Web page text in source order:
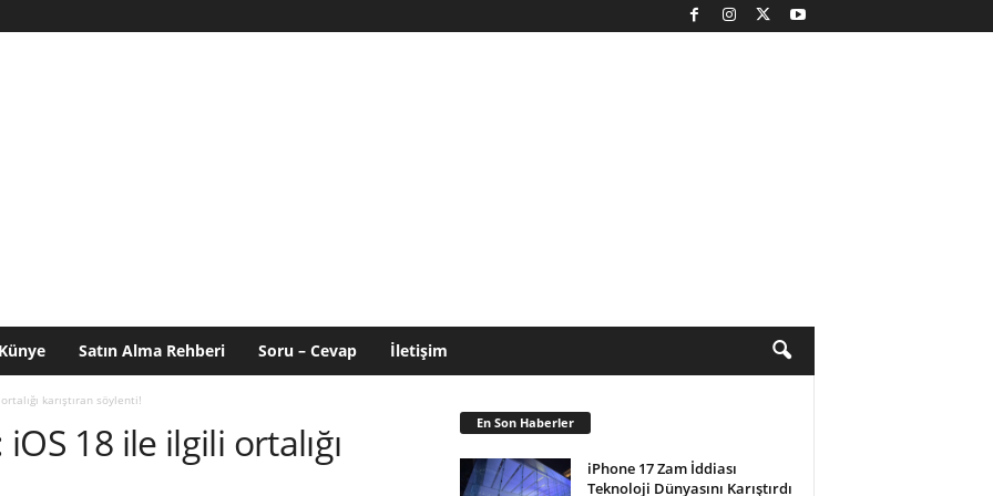
Künye Satın Alma Rehberi Soru – Cevap İletişim
karıştıran söylenti!
18 ile ilgili ortalığı
En Son Haberler
iPhone 17 Zam İddiası
Teknoloji Dünyasını Karıştırdı